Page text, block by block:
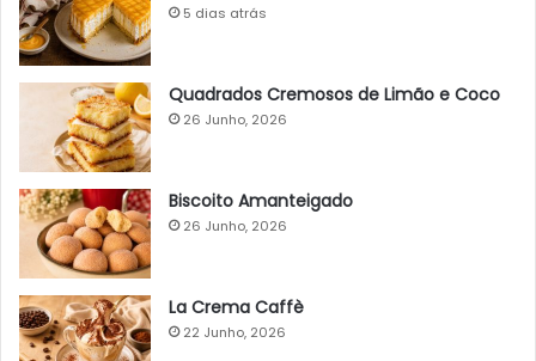
5 dias atrás
Quadrados Cremosos de Limão e Coco
26 Junho, 2026
Biscoito Amanteigado
26 Junho, 2026
La Crema Caffè
22 Junho, 2026